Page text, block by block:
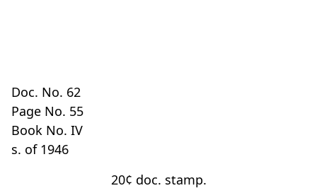
Doc. No. 62
Page No. 55
Book No. IV
s. of 1946
20¢ doc. stamp.